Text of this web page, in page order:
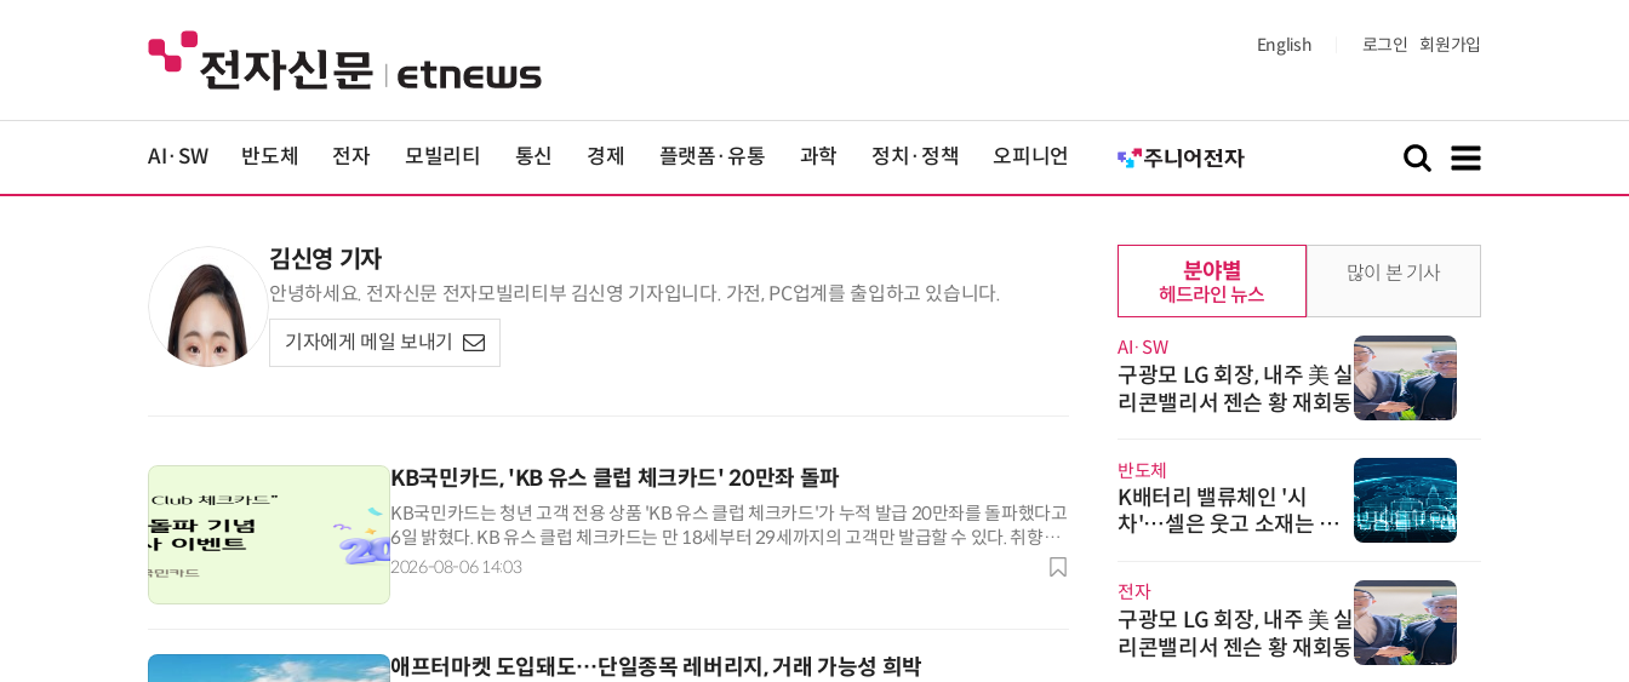
English 로그인 회원가입
AI·SW 반도체 전자 모빌리티 통신 경제 플랫폼·유통 과학 정치·정책 오피니언
김신영 기자
안녕하세요. 전자신문 전자모빌리티부 김신영 기자입니다. 가전, PC업계를 출입하고 있습니다.
기자에게 메일 보내기
KB국민카드, 'KB 유스 클럽 체크카드' 20만좌 돌파
KB국민카드는 청년 고객 전용 상품 'KB 유스 클럽 체크카드'가 누적 발급 20만좌를 돌파했다고
6일 밝혔다. KB 유스 클럽 체크카드는 만 18세부터 29세까지의 고객만 발급할 수 있다. 취향과
소비성향에 따라 A팩(취미·여가형)과 B팩(쇼핑·라이프형) 중 원하는 서비스팩을 선택할 수 있
2026-08-06 14:03
애프터마켓 도입돼도…단일종목 레버리지, 거래 가능성 희박
분야별
헤드라인 뉴스
AI·SW
구광모 LG 회장, 내주 美 실
리콘밸리서 젠슨 황 재회동
반도체
K배터리 밸류체인 '시
차'…셀은 웃고 소재는 아
전자
구광모 LG 회장, 내주 美 실
리콘밸리서 젠슨 황 재회동
많이 본 기사